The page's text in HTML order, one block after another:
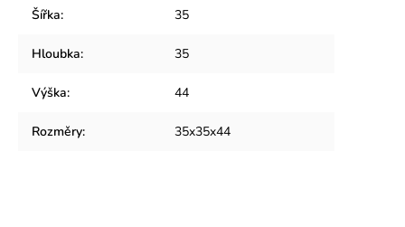
Šířka: 35
Hloubka: 35
Výška: 44
Rozměry: 35x35x44